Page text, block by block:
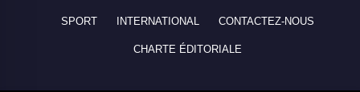
SPORT INTERNATIONAL CONTACTEZ-NOUS
CHARTE ÉDITORIALE